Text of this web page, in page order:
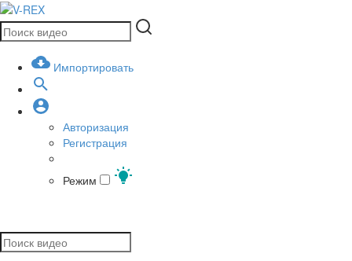
Импортировать
Авторизация
Регистрация
Режим